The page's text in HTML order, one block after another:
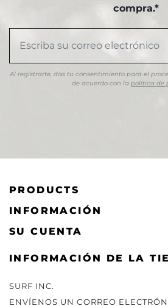
compra.*
Al registrarte, das tu consentimiento para el
de acuerdo con la política de
PRODUCTS
INFORMACIÓN
SU CUENTA
INFORMACIÓN DE LA
SURF INC.
ENVÍENOS UN CORREO